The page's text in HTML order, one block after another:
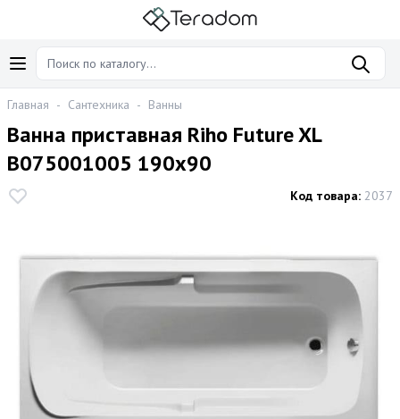
Главная - Сантехника - Ванны
Ванна приставная Riho Future XL
B075001005 190x90
Код товара: 2037